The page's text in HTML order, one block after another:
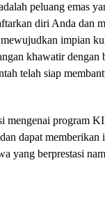
peluang emas
diri Anda dan
impian
khawatir dengan
telah siap
mengenai program
dapat memberikan
yang berprestasi